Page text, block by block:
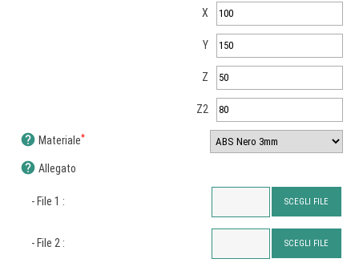
X
Y
Z
Z2
help Materiale*
help Allegato
- File 1 : SCEGLI FILE
- File 2 : SCEGLI FILE